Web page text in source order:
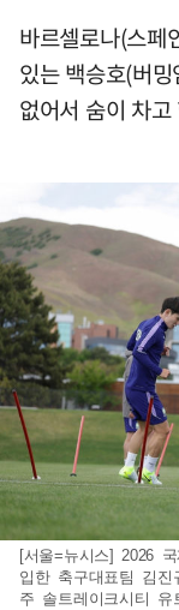
바르셀로나(스페
있는 백승호(버
없어서 숨이 차
[서울=뉴시스] 2026
입한 축구대표팀 김
주 솔트레이크시티 유